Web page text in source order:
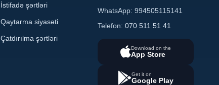
İstifadə şərtləri
Qaytarma siyasəti
Çatdırılma şərtləri
WhatsApp: 994505115141
Telefon: 070 511 51 41
Download on the
App Store
Get it on
Google Play